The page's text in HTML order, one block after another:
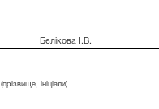
Бєлікова І.В.
(прізвище, ініціали)